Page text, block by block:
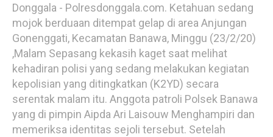
Donggala - Polresdonggala.com. Ketahuan sedang
mojok berduaan ditempat gelap di area Anjungan
Gonenggati, Kecamatan Banawa, Minggu (23/2/20)
,Malam Sepasang kekasih kaget saat melihat
kehadiran polisi yang sedang melakukan kegiatan
kepolisian yang ditingkatkan (K2YD) secara
serentak malam itu. Anggota patroli Polsek Banawa
yang di pimpin Aipda Ari Laisouw Menghampiri dan
memeriksa identitas sejoli tersebut. Setelah